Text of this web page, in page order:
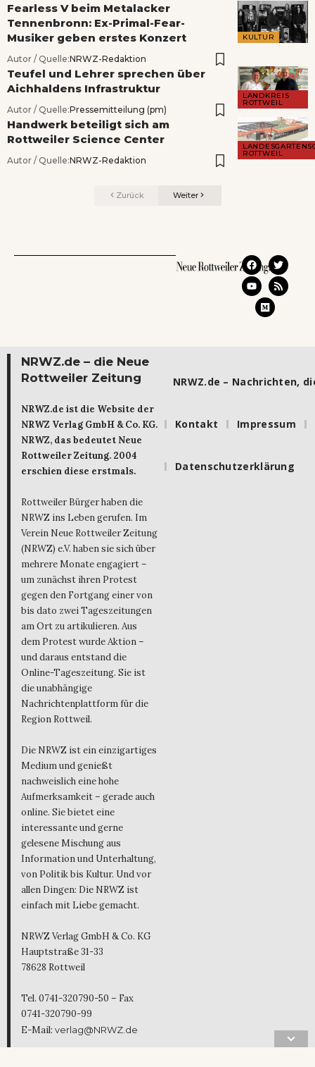
KULTUR
Fearless V beim Metalacker
Tennenbronn: Ex-Primal-Fear-
Musiker geben erstes Konzert
Autor / Quelle:NRWZ-Redaktion
LANDKREIS
ROTTWEIL
Teufel und Lehrer sprechen über
Aichhaldens Infrastruktur
Autor / Quelle:Pressemitteilung (pm)
ROTTWEIL
Handwerk beteiligt sich am
Rottweiler Science Center
Autor / Quelle:NRWZ-Redaktion
Zurück Weiter
NRWZ.de – die Neue
Rottweiler Zeitung
NRWZ.de ist die Website der
NRWZ Verlag GmbH & Co. KG.
NRWZ, das bedeutet Neue
Rottweiler Zeitung. 2004
erschien diese erstmals.
Rottweiler Bürger haben die
NRWZ ins Leben gerufen. Im
Verein Neue Rottweiler Zeitung
(NRWZ) e.V. haben sie sich über
mehrere Monate engagiert –
um zunächst ihren Protest
gegen den Fortgang einer von
bis dato zwei Tageszeitungen
am Ort zu artikulieren. Aus
dem Protest wurde Aktion –
und daraus entstand die
Online-Tageszeitung. Sie ist
die unabhängige
Nachrichtenplattform für die
Region Rottweil.
Die NRWZ ist ein einzigartiges
Medium und genießt
nachweislich eine hohe
Aufmerksamkeit – gerade auch
online. Sie bietet eine
interessante und gerne
gelesene Mischung aus
Information und Unterhaltung,
von Politik bis Kultur. Und vor
allen Dingen: Die NRWZ ist
einfach mit Liebe gemacht.
NRWZ Verlag GmbH & Co. KG
Hauptstraße 31-33
78628 Rottweil
Tel. 0741-320790-50 – Fax
0741-320790-99
E-Mail: verlag@NRWZ.de
NRWZ.de – Nachrichten,
Kontakt Impressum
Datenschutzerklärung